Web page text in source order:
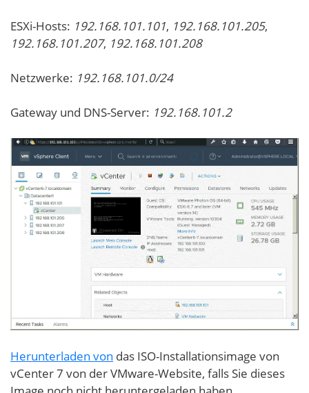
ESXi-Hosts: 192.168.101.101, 192.168.101.205,
192.168.101.207, 192.168.101.208
Netzwerke: 192.168.101.0/24
Gateway und DNS-Server: 192.168.101.2
Herunterladen von das ISO-Installationsimage von
vCenter 7 von der VMware-Website, falls Sie dieses